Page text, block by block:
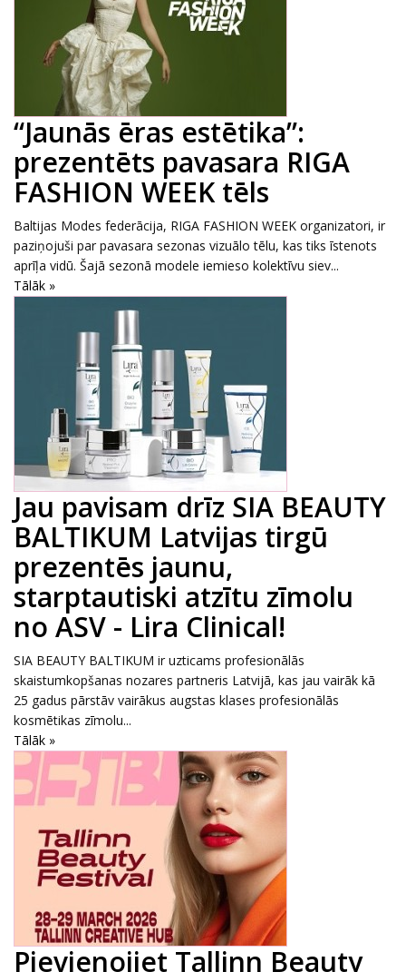
“Jaunās ēras estētika”:
prezentēts pavasara RIGA
FASHION WEEK tēls
Baltijas Modes federācija, RIGA FASHION WEEK organizatori, ir
paziņojuši par pavasara sezonas vizuālo tēlu, kas tiks īstenots
aprīļa vidū. Šajā sezonā modele iemieso kolektīvu siev...
Tālāk »
Jau pavisam drīz SIA BEAUTY
BALTIKUM Latvijas tirgū
prezentēs jaunu,
starptautiski atzītu zīmolu
no ASV - Lira Clinical!
SIA BEAUTY BALTIKUM ir uzticams profesionālās
skaistumkopšanas nozares partneris Latvijā, kas jau vairāk kā
25 gadus pārstāv vairākus augstas klases profesionālās
kosmētikas zīmolu...
Tālāk »
Pievienojiet Tallinn Beauty